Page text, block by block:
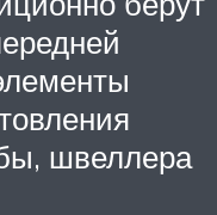
швеллера